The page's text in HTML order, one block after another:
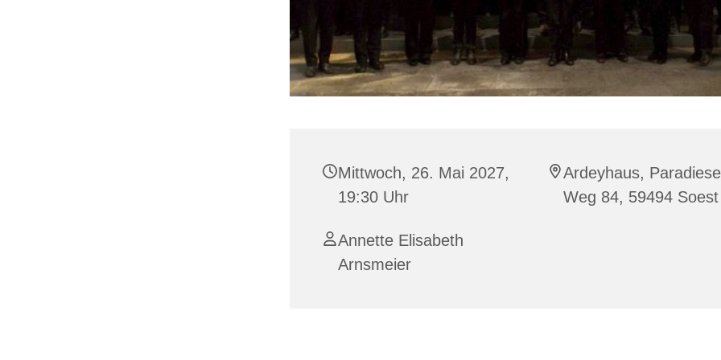
Mittwoch, 26. Mai 2027,
19:30 Uhr
Ardeyhaus,
Weg 84, 59494 Soest
Annette Elisabeth
Arnsmeier